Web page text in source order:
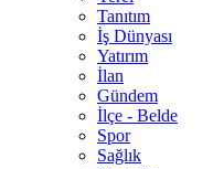
Tanıtım
İş Dünyası
Yatırım
İlan
Gündem
İlçe - Belde
Spor
Sağlık